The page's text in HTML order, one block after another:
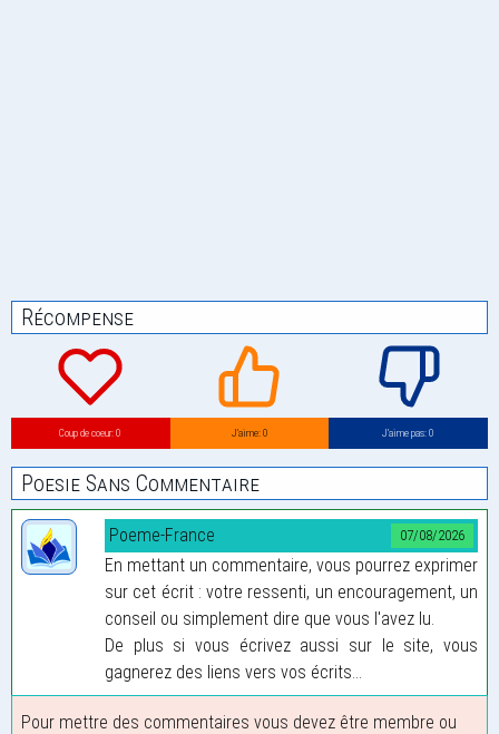
Récompense
Coup de coeur: 0 J’aime: 0 J’aime pas: 0
Poesie Sans Commentaire
07/08/2026
Poeme-France
En mettant un commentaire, vous pourrez exprimer
sur cet écrit : votre ressenti, un encouragement, un
conseil ou simplement dire que vous l'avez lu.
De plus si vous écrivez aussi sur le site, vous
gagnerez des liens vers vos écrits...
Pour mettre des commentaires vous devez être membre ou